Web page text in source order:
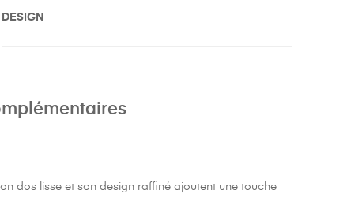
DESIGN
dos lisse et son design raffiné ajoutent une touche